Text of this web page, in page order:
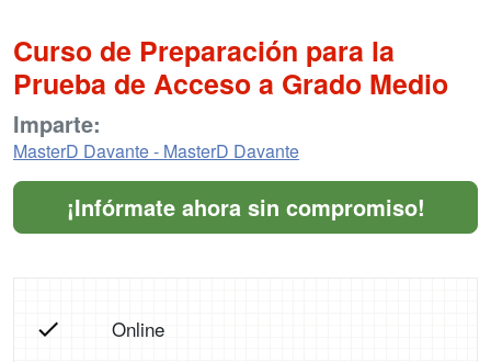
Curso de Preparación para la
Prueba de Acceso a Grado Medio
Imparte:
MasterD Davante - MasterD Davante
¡Infórmate ahora sin compromiso!
Online